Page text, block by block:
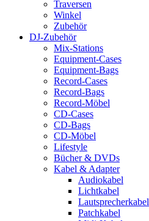
Traversen
Winkel
Zubehör
DJ-Zubehör
Mix-Stations
Equipment-Cases
Equipment-Bags
Record-Cases
Record-Bags
Record-Möbel
CD-Cases
CD-Bags
CD-Möbel
Lifestyle
Bücher & DVDs
Kabel & Adapter
Audiokabel
Lichtkabel
Lautsprecherkabel
Patchkabel